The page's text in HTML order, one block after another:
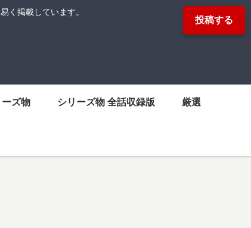
投稿する
く掲載しています。
ーズ物 シリーズ物 全話収録版 厳選